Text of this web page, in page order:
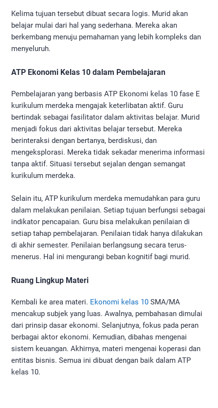
Kelima tujuan tersebut dibuat secara logis. Murid akan
belajar mulai dari hal yang sederhana. Mereka akan
berkembang menuju pemahaman yang lebih kompleks dan
menyeluruh.
ATP Ekonomi Kelas 10 dalam Pembelajaran
Pembelajaran yang berbasis ATP Ekonomi kelas 10 fase E
kurikulum merdeka mengajak keterlibatan aktif. Guru
bertindak sebagai fasilitator dalam aktivitas belajar. Murid
menjadi fokus dari aktivitas belajar tersebut. Mereka
berinteraksi dengan bertanya, berdiskusi, dan
mengeksplorasi. Mereka tidak sekadar menerima informasi
tanpa aktif. Situasi tersebut sejalan dengan semangat
kurikulum merdeka.
Selain itu, ATP kurikulum merdeka memudahkan para guru
dalam melakukan penilaian. Setiap tujuan berfungsi sebagai
indikator pencapaian. Guru bisa melakukan penilaian di
setiap tahap pembelajaran. Penilaian tidak hanya dilakukan
di akhir semester. Penilaian berlangsung secara terus-
menerus. Hal ini mengurangi beban kognitif bagi murid.
Ruang Lingkup Materi
Kembali ke area materi. Ekonomi kelas 10 SMA/MA
mencakup subjek yang luas. Awalnya, pembahasan dimulai
dari prinsip dasar ekonomi. Selanjutnya, fokus pada peran
berbagai aktor ekonomi. Kemudian, dibahas mengenai
sistem keuangan. Akhirnya, materi mengenai koperasi dan
entitas bisnis. Semua ini dibuat dengan baik dalam ATP
kelas 10.